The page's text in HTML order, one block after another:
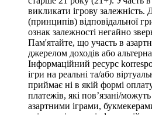
викликати ігрову
(принципів) відповідальної
ознак залежності негайно
Пам'ятайте, що участь в
джерелом доходів або
Інформаційний ресурс
ігри на реальні та/або
приймає ні в якій формі
платежів, які пов’язані/
азартними іграми,